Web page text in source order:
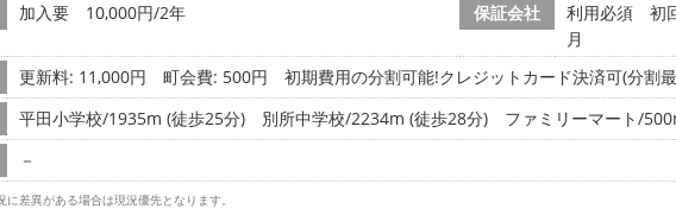
加入要 10,000円/2年 保証会社
利用必須 初
月
更新料: 11,000円 町会費: 500円
初期費用の分割可能!クレジットカード決済可(分割
平田小学校/1935m (徒歩25分) 別所中学校/2234m (徒歩28分)
ファミリーマート/
－
に差異がある場合は現況優先となります。